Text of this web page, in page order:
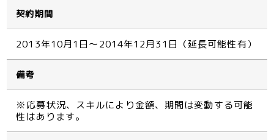
契約期間
2013年10月1日～2014年12月31日（延長可能性有）
備考
※応募状況、スキルにより金額、期間は変動する可能
性はあります。